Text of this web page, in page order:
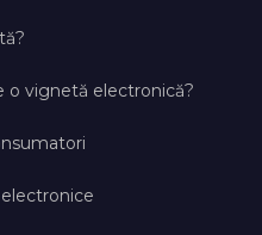
o vignetă electronică?